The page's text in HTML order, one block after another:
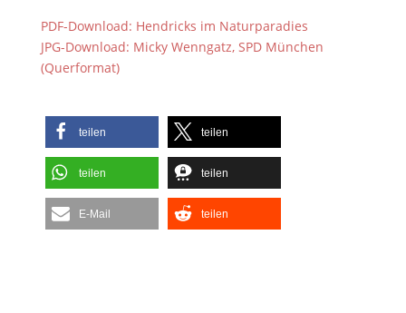
PDF-Download: Hendricks im Naturparadies
JPG-Download: Micky Wenngatz, SPD München
(Querformat)
teilen teilen
teilen teilen
E-Mail teilen